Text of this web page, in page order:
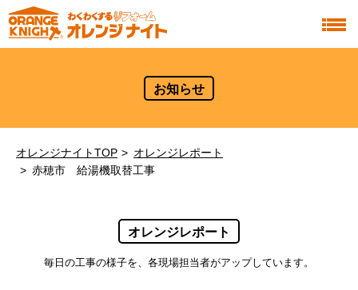
お知らせ
オレンジナイトTOP
オレンジレポート
赤穂市 給湯機取替工事
オレンジレポート
毎日の工事の様子を、各現場担当者がアップしています。